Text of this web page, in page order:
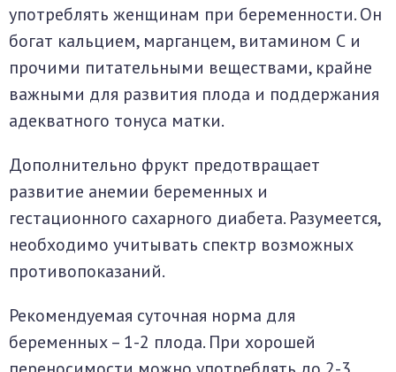
употреблять женщинам при беременности. Он
богат кальцием, марганцем, витамином С и
прочими питательными веществами, крайне
важными для развития плода и поддержания
адекватного тонуса матки.
Дополнительно фрукт предотвращает
развитие анемии беременных и
гестационного сахарного диабета. Разумеется,
необходимо учитывать спектр возможных
противопоказаний.
Рекомендуемая суточная норма для
беременных – 1-2 плода. При хорошей